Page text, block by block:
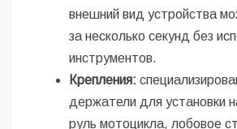
внешний вид устройства
за несколько секунд без
инструментов.
Крепления:
держатели для установки
руль мотоцикла, лобовое